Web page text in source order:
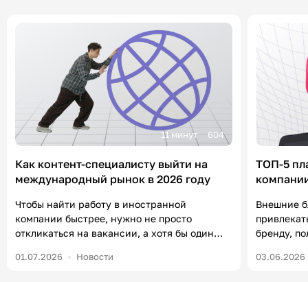
11 минут 604
Как контент-специалисту выйти на
международный рынок в 2026 году
Чтобы найти работу в иностранной
компании быстрее, нужно не просто
откликаться на вакансии, а хотя бы один
нетворкингу и комментингу. В статье
01.07.2026 Новости
ТОП-5
Внешние
бренду,
уже есть
03.06.2026